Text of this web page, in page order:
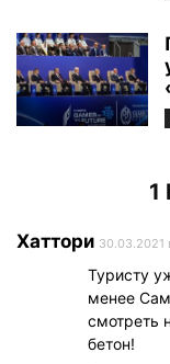
Хаттори 30.03.2021
Туристу
менее
смотреть
бетон!